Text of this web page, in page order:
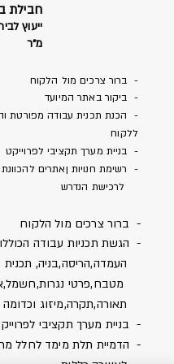
חבילת
מ"ר
- ברור צרכים מול הלקוח
- ביקור באתר המיועד
- הכנת תכנית עבודה מפורטת
ללקוח
- בניית מערך תקציבי לפרוייקט
- רשימת חנויות ןאתרים
לרכישת הנדרש
- ברור צרכים מול הלקוח
- הגשת תכניות עבודה
העמדה,הריסה,בניה, תכנית
מטבח,פרטי
תאורה,תקרה,מיזוג וכדומה
- בניית מערך תקציבי
- הדמיית תלת מימד לחלל